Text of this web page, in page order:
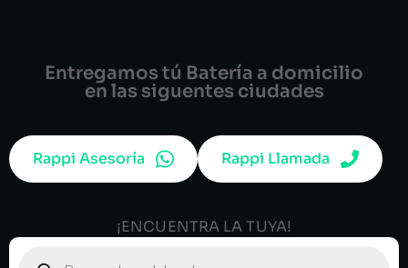
Entregamos tú Batería a domicilio
en las siguentes ciudades
Rappi Asesoría Rappi Llamada
¡ENCUENTRA LA TUYA!